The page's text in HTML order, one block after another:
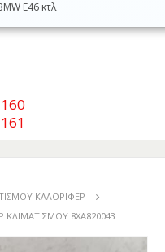
ΚΑΛΟΡΙΦΈΡ
ΚΛΙΜΑΤΙΣΜΟΥ 8XA820043